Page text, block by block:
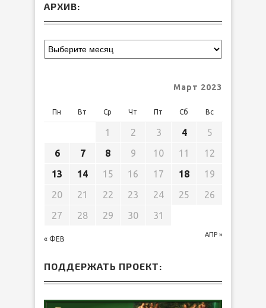
АРХИВ:
Март 2023
Пн Вт Ср Чт Пт Сб Вс
« ФЕВ
АПР »
1 2 3 4
5
6
7 8 9 10 11
12
13
14 15 16 17 18
19
20
21 22 23 24 25
26
27
28 29 30 31
ПОДДЕРЖАТЬ ПРОЕКТ: